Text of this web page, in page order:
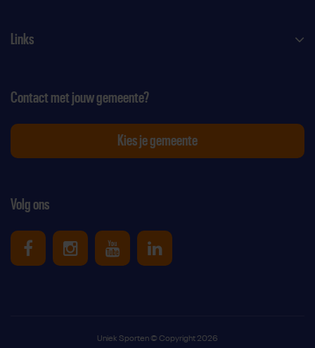
Links
Volg ons
Uniek Sporten op Facebook
Uniek Sporten op Instagram
Uniek Sporten op Youtube
Uniek Sporten op
Contact met jouw gemeente?
Kies je gemeente
Uniek Sporten © Copyright 2026